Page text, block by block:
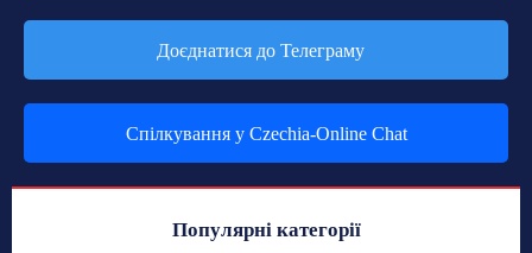
Доєднатися до Телеграму
Спілкування у Czechia-Online Chat
Популярні категорії